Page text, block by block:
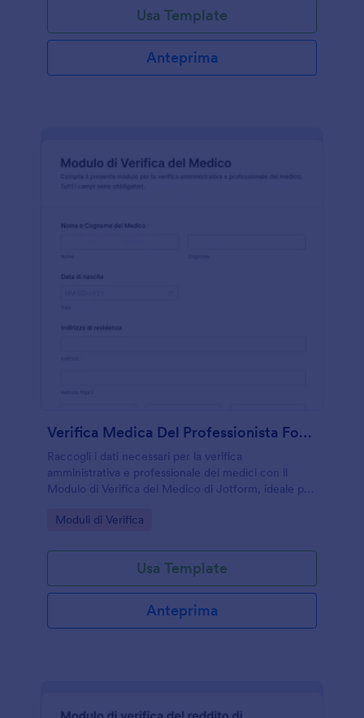
Usa Template
Anteprima
Verifica Medica Del Professionista Form
Raccogli i dati necessari per la verifica
amministrativa e professionale dei medici con il
Modulo di Verifica del Medico di Jotform, ideale per
gestiscono richieste e archiviazione delle risposte
Go to Category:
Moduli di Verifica
Usa Template
Anteprima